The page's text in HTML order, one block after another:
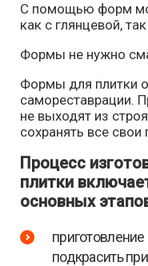
С помощью форм
как с глянцевой,
Формы не нужно
Формы для плитки
самореставрации.
не выходят из
сохранять все
Процесс
плитки
основных
подкрасить